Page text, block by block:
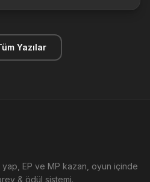
Yazılar
EP ve MP kazan, oyun içinde
& ödül sistemi.